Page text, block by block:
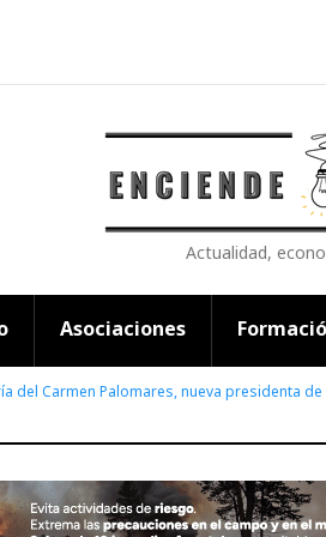
Actualidad,
Asociaciones
del Carmen Palomares, nueva presidenta de